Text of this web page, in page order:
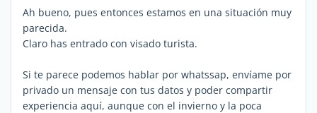
Ah bueno, pues entonces estamos en una situación muy
parecida.
Claro has entrado con visado turista.
Si te parece podemos hablar por whatssap, envíame por
privado un mensaje con tus datos y poder compartir
experiencia aquí, aunque con el invierno y la poca